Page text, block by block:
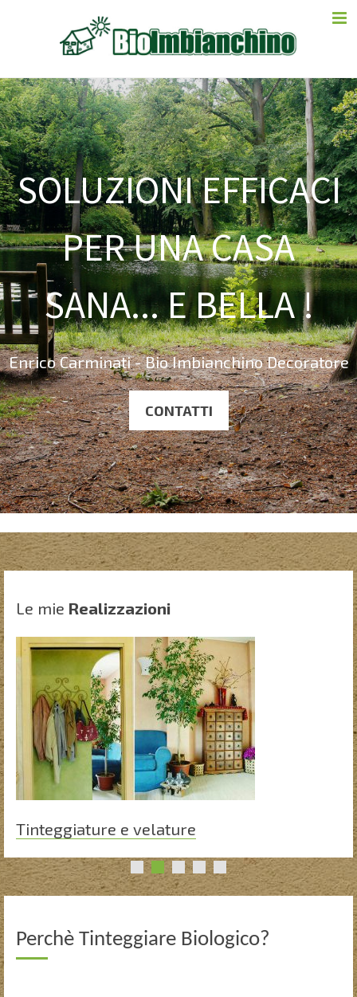
SOLUZIONI EFFICACI
PER UNA CASA
SANA... E BELLA !
Enrico Carminati - Bio Imbianchino Decoratore
CONTATTI
Le mie Realizzazioni
Tinteggiature e velature
Perchè Tinteggiare Biologico?